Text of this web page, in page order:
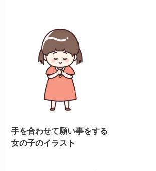
手を合わせて願い事をする
女の子のイラスト